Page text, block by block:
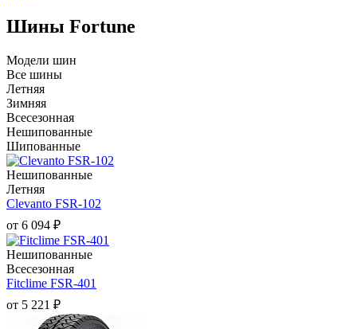
Шины Fortune
Модели шин
Все шины
Летняя
Зимняя
Всесезонная
Нешипованные
Шипованные
Нешипованные
Летняя
Clevanto FSR-102
от 6 094 ₽
Нешипованные
Всесезонная
Fitclime FSR-401
от 5 221 ₽